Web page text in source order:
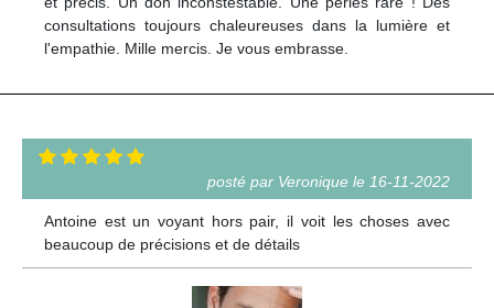
consultations toujours chaleureuses dans la lumière et
l'empathie. Mille mercis. Je vous embrasse.
posté par Veronique le 16-11-2022
Antoine est un voyant hors pair, il voit les choses avec
beaucoup de précisions et de détails